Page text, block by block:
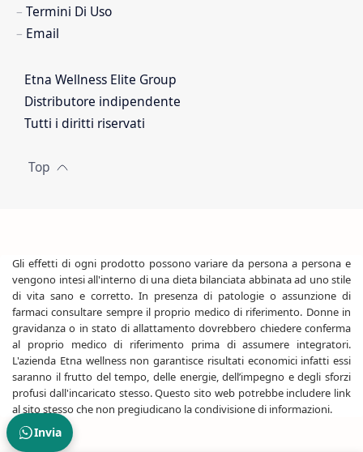
Termini Di Uso
Email
Etna Wellness Elite Group
Distributore indipendente
Tutti i diritti riservati
Invia
Gli effetti di ogni prodotto possono variare da persona a persona e
vengono intesi all'interno di una dieta bilanciata abbinata ad uno stile
di vita sano e corretto. In presenza di patologie o assunzione di
farmaci consultare sempre il proprio medico di riferimento. Donne in
gravidanza o in stato di allattamento dovrebbero chiedere conferma
al proprio medico di riferimento prima di assumere integratori.
L'azienda Etna wellness non garantisce risultati economici infatti essi
saranno il frutto del tempo, delle energie, dell’impegno e degli sforzi
profusi dall'incaricato stesso. Questo sito web potrebbe includere link
al sito stesso che non pregiudicano la condivisione di informazioni.